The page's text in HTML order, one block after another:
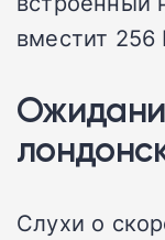
вместит
Слухи о